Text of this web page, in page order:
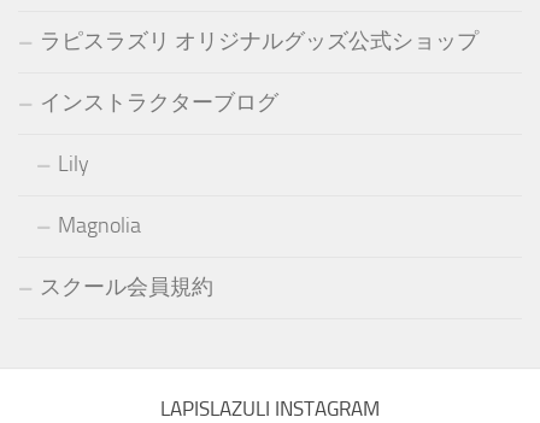
ラピスラズリ オリジナルグッズ公式ショップ
インストラクターブログ
Lily
Magnolia
スクール会員規約
LAPISLAZULI INSTAGRAM